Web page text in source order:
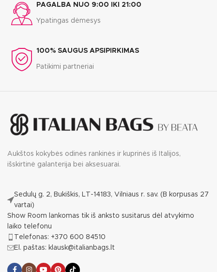
PAGALBA NUO 9:00 IKI 21:00
Ypatingas dėmesys
100% SAUGUS APSIPIRKIMAS
Patikimi partneriai
Aukštos kokybės odinės rankinės ir kuprinės iš Italijos,
išskirtinė galanterija bei aksesuarai.
Sedulų g. 2, Bukiškis, LT-14183, Vilniaus r. sav. (B korpusas 27
vartai)
Show Room lankomas tik iš anksto susitarus dėl atvykimo
laiko telefonu
Telefonas: +370 600 84510
El. paštas: klausk@italianbags.lt